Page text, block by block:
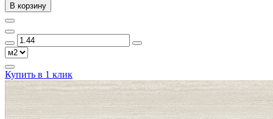
В корзину
Купить в 1 клик